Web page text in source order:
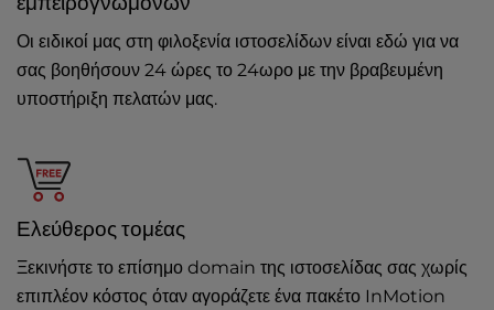
Οι ειδικοί μας στη φιλοξενία ιστοσελίδων είναι εδώ για να
σας βοηθήσουν 24 ώρες το 24ωρο με την βραβευμένη
υποστήριξη πελατών μας.
Ελεύθερος τομέας
Ξεκινήστε το επίσημο domain της ιστοσελίδας σας χωρίς
επιπλέον κόστος όταν αγοράζετε ένα πακέτο InMotion